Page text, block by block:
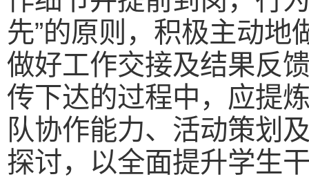
先”的原则，积极主动
做好工作交接及结果反
传下达的过程中，应提
队协作能力、活动策划
探讨，以全面提升学生